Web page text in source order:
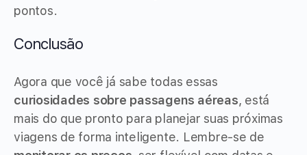
pontos.
Conclusão
Agora que você já sabe todas essas
curiosidades sobre passagens aéreas, está
mais do que pronto para planejar suas próximas
viagens de forma inteligente. Lembre-se de